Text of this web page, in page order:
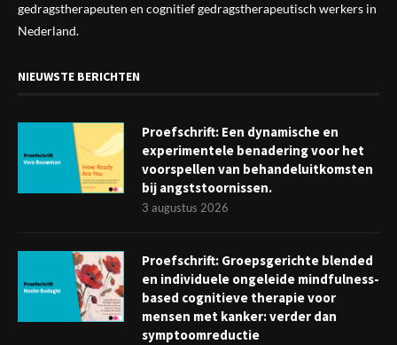
gedragstherapeuten en cognitief gedragstherapeutisch werkers in
Nederland.
NIEUWSTE BERICHTEN
Proefschrift: Een dynamische en
experimentele benadering voor het
voorspellen van behandeluitkomsten
bij angststoornissen.
3 augustus 2026
Proefschrift: Groepsgerichte blended
en individuele ongeleide mindfulness-
based cognitieve therapie voor
mensen met kanker: verder dan
symptoomreductie